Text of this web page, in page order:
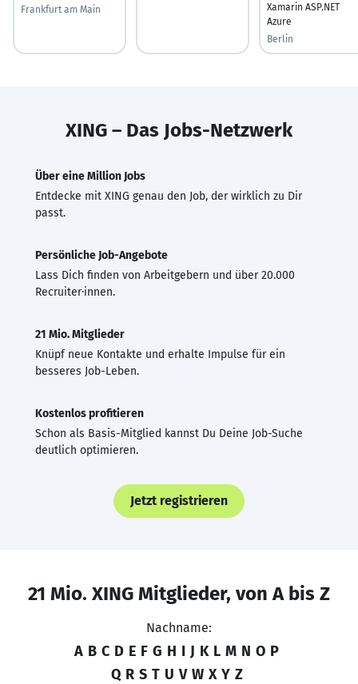
Frankfurt am Main
Xamarin ASP.NET
Azure
Berlin
XING – Das Jobs-Netzwerk
Über eine Million Jobs
Entdecke mit XING genau den Job, der wirklich zu Dir
passt.
Persönliche Job-Angebote
Lass Dich finden von Arbeitgebern und über 20.000
Recruiter·innen.
21 Mio. Mitglieder
Knüpf neue Kontakte und erhalte Impulse für ein
besseres Job-Leben.
Kostenlos profitieren
Schon als Basis-Mitglied kannst Du Deine Job-Suche
deutlich optimieren.
Jetzt registrieren
21 Mio. XING Mitglieder, von A bis Z
Nachname:
A B C D E F G H I J K L M N O P
Q R S T U V W X Y Z